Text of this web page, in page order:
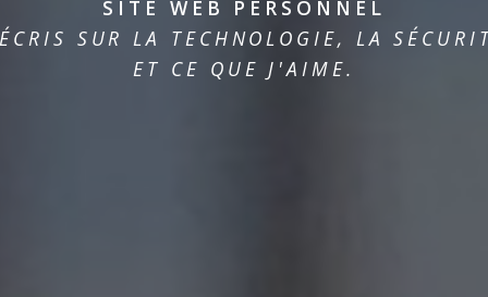
SITE WEB PERSONNEL
SUR LA TECHNOLOGIE, LA
ET CE QUE J'AIME.